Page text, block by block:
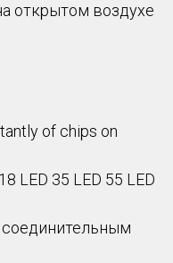
открытом воздухе
of chips on
LED 35 LED 55 LED